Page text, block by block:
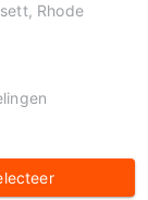
Rhode